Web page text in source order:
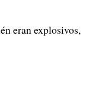
eran explosivos,